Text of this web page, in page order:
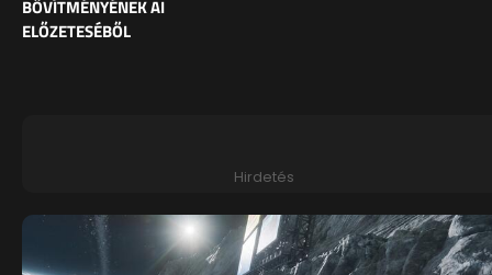
BŐVÍTMÉNYÉNEK AI
ELŐZETESÉBŐL
Hirdetés